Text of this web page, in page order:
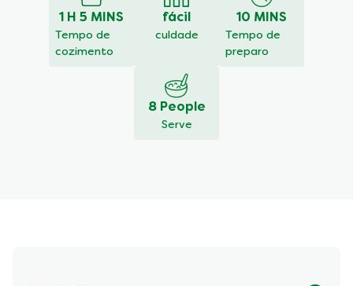
1 H 5 MINS
Tempo de
cozimento
fácil
culdade
10 MINS
Tempo de
preparo
8 People
Serve